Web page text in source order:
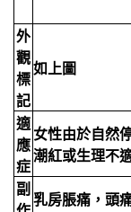
外
觀
標
記
如上圖
適
應
症
女性由於自然
潮紅或生理不
副
乳房脹痛，頭